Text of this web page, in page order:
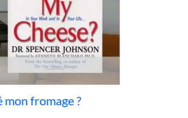
mon fromage ?